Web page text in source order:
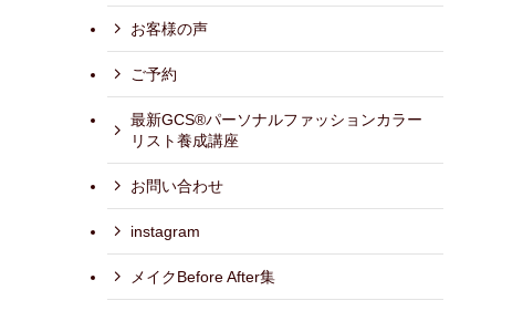
お客様の声
ご予約
最新GCS®パーソナルファッションカラー
リスト養成講座
お問い合わせ
instagram
メイクBefore After集